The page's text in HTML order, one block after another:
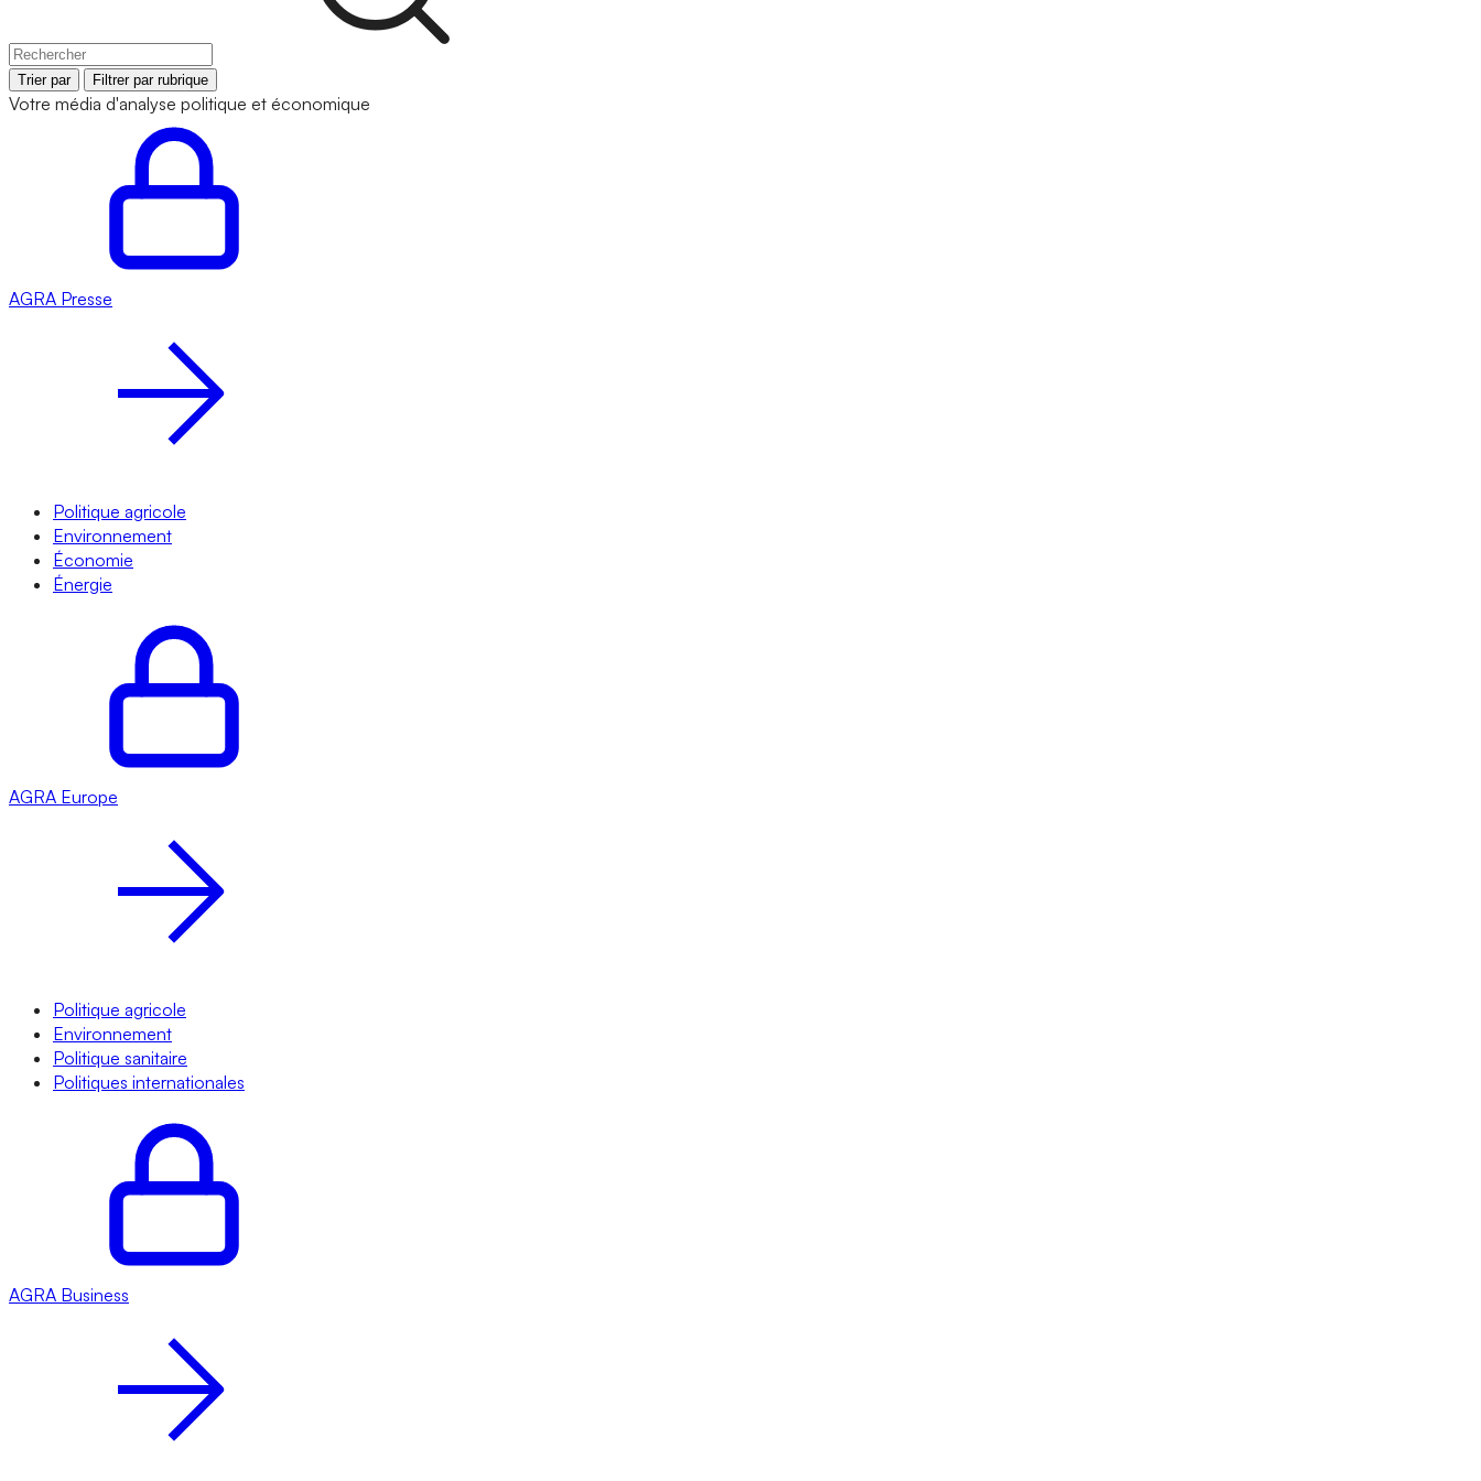
Trier par Filtrer par rubrique
Votre média d'analyse politique et économique
AGRA Presse
Politique agricole
Environnement
Économie
Énergie
AGRA Europe
Politique agricole
Environnement
Politique sanitaire
Politiques internationales
AGRA Business